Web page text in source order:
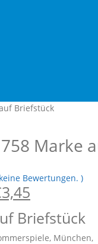
Briefstück
Marke
Bewertungen. )
3,45
Briefstück
München,